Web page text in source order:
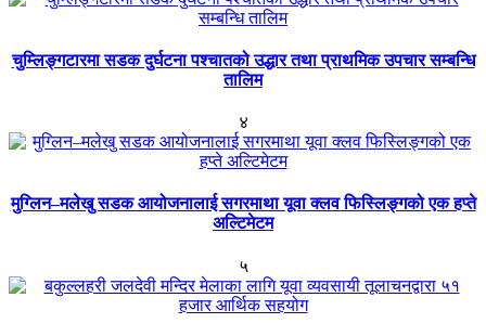
चुम्लिङ्गटारमा सडक दुर्घटना पश्चातको उद्धार तथा प्राथमिक उपचार सम्बन्धि
तालिम
४
मुग्लिन–मलेखु सडक आयोजनालाई सगरमाथा यूवा क्लव फिस्लिङ्गको एक हप्ते
अल्टिमेटम
५